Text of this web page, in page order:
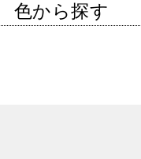
色から探す